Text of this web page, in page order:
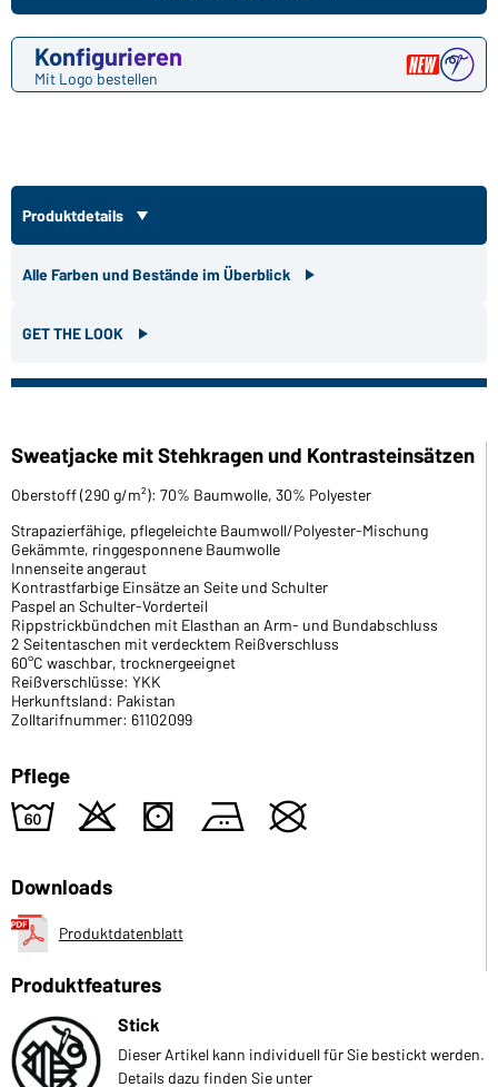
Konfigurieren
Mit Logo bestellen
Produktdetails
Alle Farben und Bestände im Überblick
GET THE LOOK
Sweatjacke mit Stehkragen und Kontrasteinsätzen
Oberstoff (290 g/m²): 70% Baumwolle, 30% Polyester
Strapazierfähige, pflegeleichte Baumwoll/Polyester-Mischung
Gekämmte, ringgesponnene Baumwolle
Innenseite angeraut
Kontrastfarbige Einsätze an Seite und Schulter
Paspel an Schulter-Vorderteil
Rippstrickbündchen mit Elasthan an Arm- und Bundabschluss
2 Seitentaschen mit verdecktem Reißverschluss
60°C waschbar, trocknergeeignet
Reißverschlüsse: YKK
Herkunftsland: Pakistan
Zolltarifnummer: 61102099
Pflege
4 o s b U
Downloads
Produktdatenblatt
Produktfeatures
Stick
Dieser Artikel kann individuell für Sie bestickt werden.
Details dazu finden Sie unter